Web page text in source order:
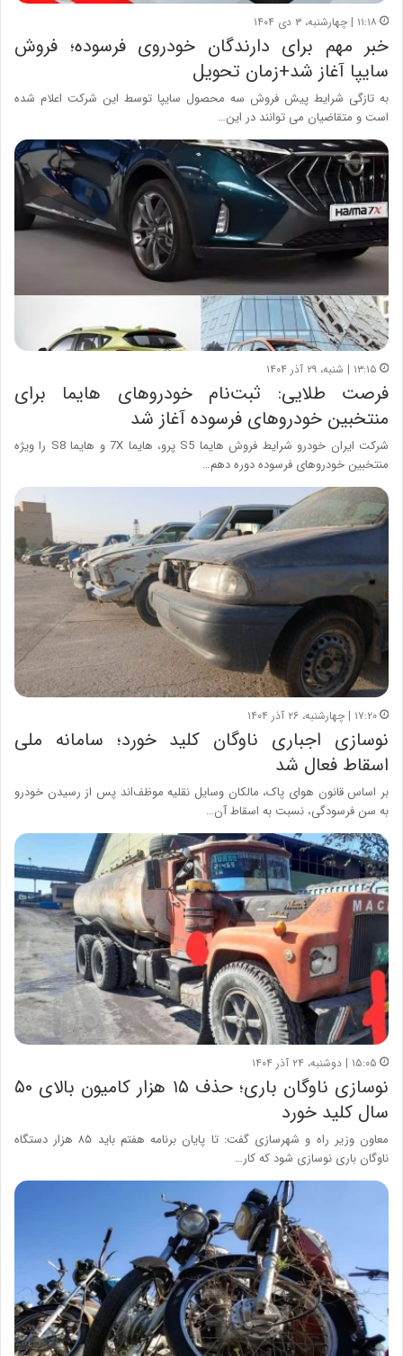
۱۱:۱۸ | چهارشنبه، ۳ دی ۱۴۰۴
خبر مهم برای دارندگان خودروی فرسوده؛ فروش
سایپا آغاز شد+زمان تحویل
به تازگی شرایط پیش فروش سه محصول سایپا توسط این شرکت اعلام شده
است و متقاضیان می توانند در این…
۱۳:۱۵ | شنبه، ۲۹ آذر ۱۴۰۴
فرصت طلایی: ثبت‌نام خودروهای هایما برای
منتخبین خودروهای فرسوده آغاز شد
شرکت ایران خودرو شرایط فروش هایما S5 پرو، هایما 7X و هایما S8 را ویژه
منتخبین خودروهای فرسوده دوره دهم…
۱۷:۲۰ | چهارشنبه، ۲۶ آذر ۱۴۰۴
نوسازی اجباری ناوگان کلید خورد؛ سامانه ملی
اسقاط فعال شد
بر اساس قانون هوای پاک، مالکان وسایل نقلیه موظف‌اند پس از رسیدن خودرو
به سن فرسودگی، نسبت به اسقاط آن…
۱۵:۰۵ | دوشنبه، ۲۴ آذر ۱۴۰۴
نوسازی ناوگان باری؛ حذف ۱۵ هزار کامیون بالای ۵۰
سال کلید خورد
معاون وزیر راه و شهرسازی گفت: تا پایان برنامه هفتم باید ۸۵ هزار دستگاه
ناوگان باری نوسازی شود که کار…